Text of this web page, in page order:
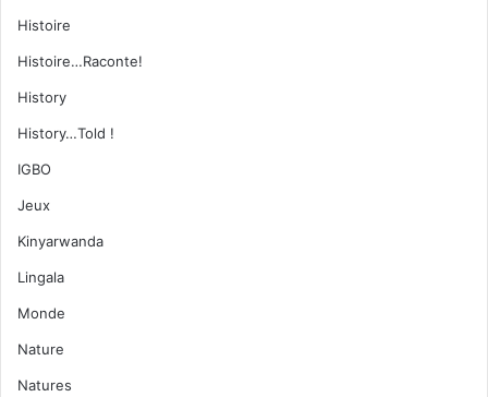
Histoire
Histoire…Raconte!
History
History…Told !
IGBO
Jeux
Kinyarwanda
Lingala
Monde
Nature
Natures